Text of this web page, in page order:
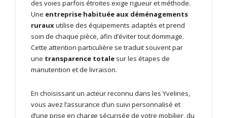
des voies parfois étroites exige rigueur et méthode.
Une entreprise habituée aux déménagements
rurauxutilise des équipements adaptés et prend
soin de chaque pièce, afin d’éviter tout dommage.
Cette attention particulière se traduit souvent par
une transparence totale sur les étapes de
manutention et de livraison.
En choisissant un acteur reconnu dans les Yvelines,
vous avez l’assurance d’un suivi personnalisé et
d’une prise en charge sécurisée de votre mobilier, du